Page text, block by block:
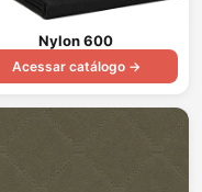
Nylon 600
Acessar catálogo →